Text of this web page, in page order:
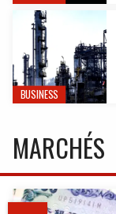
BUSINESS
MARCHÉS